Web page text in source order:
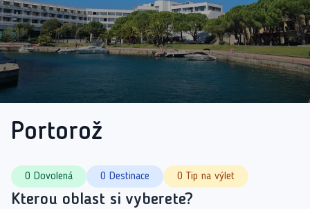
Portorož
0 Dovolená 0 Destinace 0 Tip na výlet
Kterou oblast si vyberete?